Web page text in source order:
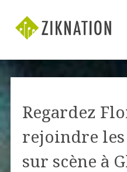
Regardez
rejoindre les
sur scène à